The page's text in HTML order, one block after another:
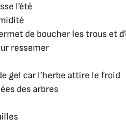
l’été
de boucher les trous et
ressemer
gel car l’herbe attire le froid
des arbres